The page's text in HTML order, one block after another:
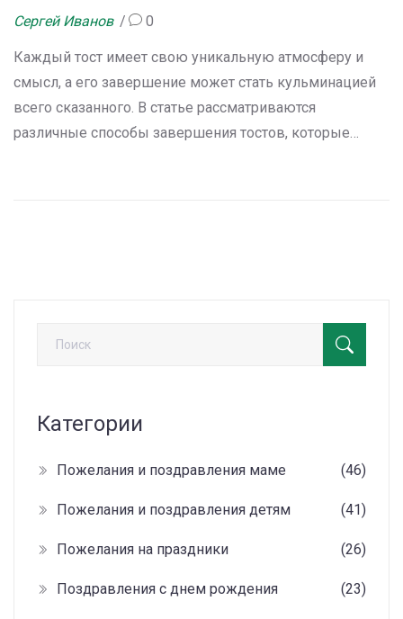
Сергей Иванов 0
Каждый тост имеет свою уникальную атмосферу и
смысл, а его завершение может стать кульминацией
всего сказанного. В статье рассматриваются
различные способы завершения тостов, которые
Категории
Пожелания и поздравления маме (46)
Пожелания и поздравления детям (41)
Пожелания на праздники (26)
Поздравления с днем рождения (23)